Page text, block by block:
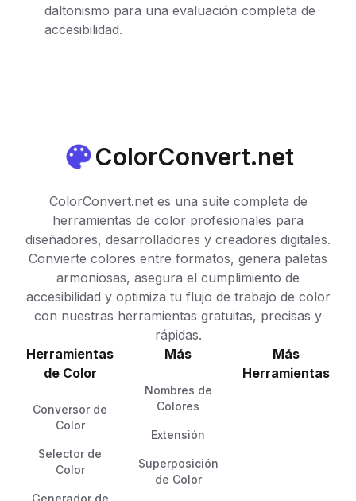
daltonismo para una evaluación completa de
accesibilidad.
ColorConvert.net
ColorConvert.net es una suite completa de
herramientas de color profesionales para
diseñadores, desarrolladores y creadores digitales.
Convierte colores entre formatos, genera paletas
armoniosas, asegura el cumplimiento de
accesibilidad y optimiza tu flujo de trabajo de color
con nuestras herramientas gratuitas, precisas y
rápidas.
Herramientas
de Color
Conversor de
Color
Selector de
Color
Generador de
Más
Nombres de
Colores
Extensión
Superposición
de Color
Más
Herramientas